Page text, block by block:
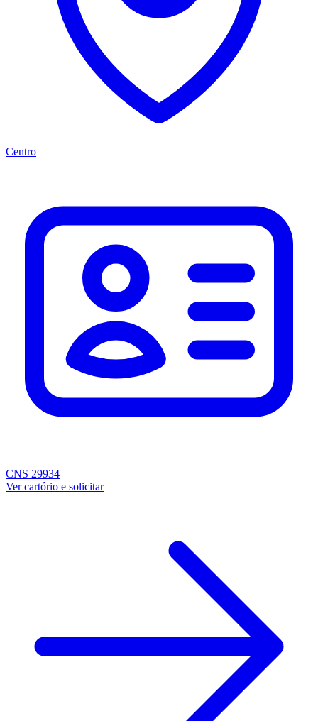
Centro
CNS 29934
Ver cartório e solicitar